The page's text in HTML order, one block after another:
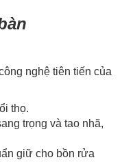
nghệ tiên tiến của
thọ.
trọng và tao nhã,
giữ cho bồn rửa